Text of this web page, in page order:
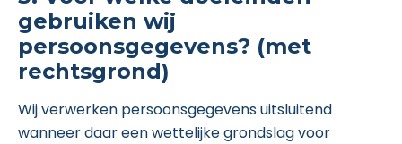
gebruiken wij
persoonsgegevens? (met
rechtsgrond)
Wij verwerken persoonsgegevens uitsluitend
wanneer daar een wettelijke grondslag voor